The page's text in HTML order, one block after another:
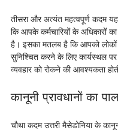
तीसरा और अत्यंत महत्वपूर्ण कदम
कि आपके कर्मचारियों के अधिकारों का
है। इसका मतलब है कि आपको
सुनिश्चित करने के लिए कार्यस्थल
व्यवहार को रोकने की आवश्यकता
कानूनी प्रावधानों का
चौथा कदम उत्तरी मैसेडोनिया के